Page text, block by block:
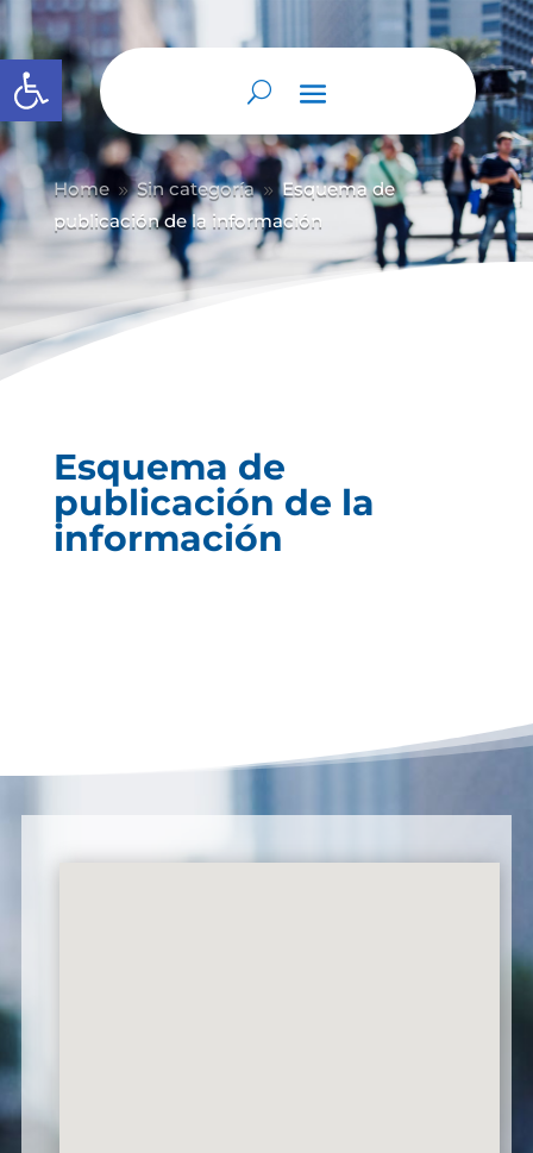
Abrir barra de herramientas
Home 9 Sin categoría 9 Esquema de
publicación de la información
Esquema de
publicación de la
información